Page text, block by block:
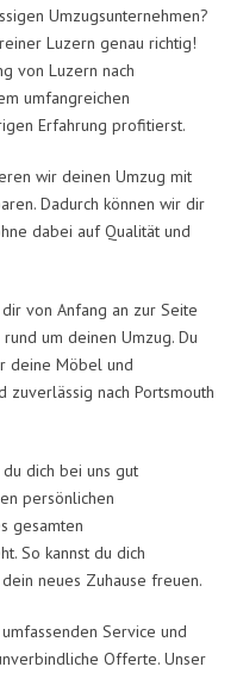
Umzugsunternehmen?
Luzern genau richtig!
von Luzern nach
umfangreichen
Erfahrung profitierst.
wir deinen Umzug mit
Dadurch können wir dir
dabei auf Qualität und
von Anfang an zur Seite
um deinen Umzug. Du
deine Möbel und
zuverlässig nach Portsmouth
dich bei uns gut
persönlichen
gesamten
So kannst du dich
neues Zuhause freuen.
Service und
Offerte. Unser